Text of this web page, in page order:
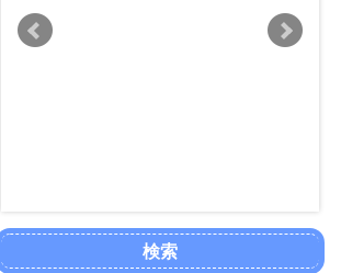
検索